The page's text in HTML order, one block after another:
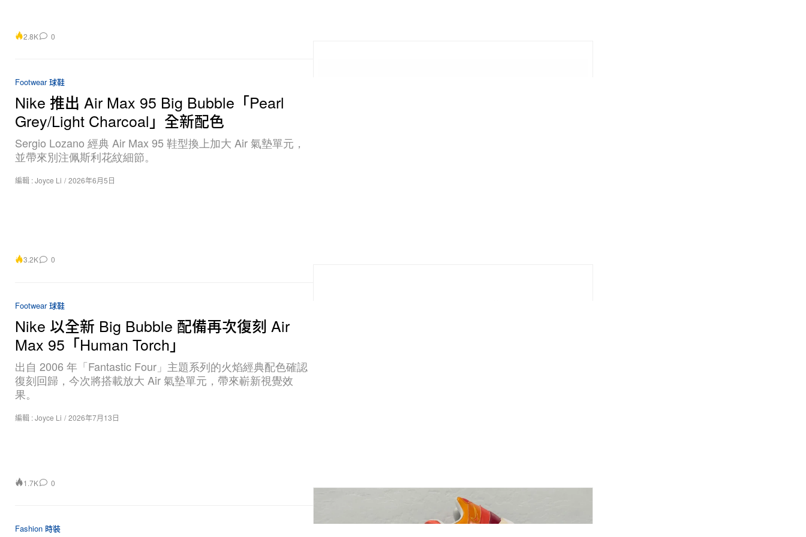
2.8K 0
Footwear 球鞋
Nike 推出 Air Max 95 Big Bubble「Pearl
Grey/Light Charcoal」全新配色
Sergio Lozano 經典 Air Max 95 鞋型換上加大 Air 氣墊單元，
並帶來別注佩斯利花紋細節。
編輯 :Joyce Li / 2026年6月5日
3.2K 0
Footwear 球鞋
Nike 以全新 Big Bubble 配備再次復刻 Air
Max 95「Human Torch」
出自 2006 年「Fantastic Four」主題系列的火焰經典配色確認
復刻回歸，今次將搭載放大 Air 氣墊單元，帶來嶄新視覺效
果。
編輯 :Joyce Li / 2026年7月13日
1.7K 0
Fashion 時裝